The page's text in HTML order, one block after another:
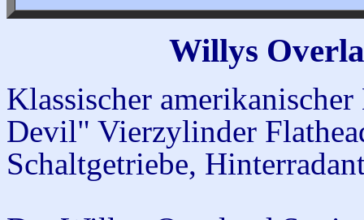
Willys
Klassischer
Devil" Vierzylinder
Schaltgetriebe,